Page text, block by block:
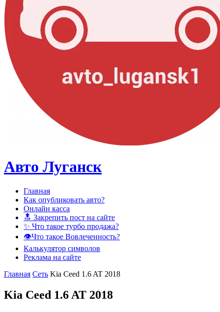
Авто Луганск
Главная
Как опубликовать авто?
Онлайн касса
🔝 Закрепить пост на сайте
✨ Что такое турбо продажа?
👁️Что такое Вовлеченность?
Калькулятор символов
Реклама на сайте
Главная Сеть Kia Ceed 1.6 AT 2018
Kia Ceed 1.6 AT 2018